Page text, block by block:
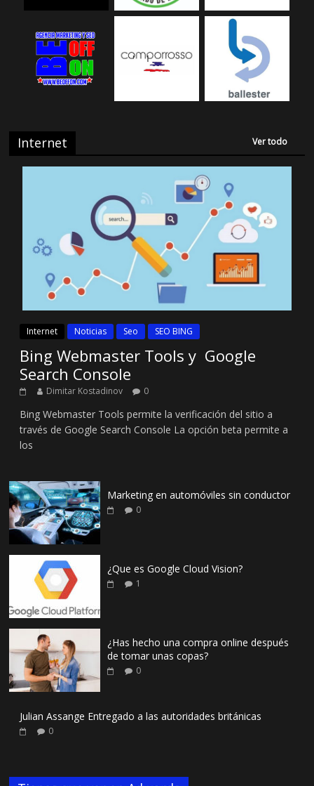
Internet Ver todo
Internet Noticias Seo SEO BING
Bing Webmaster Tools y Google
Search Console
Dimitar Kostadinov 0
Bing Webmaster Tools permite la verificación del sitio a
través de Google Search Console La opción beta permite a
los
Marketing en automóviles sin conductor
0
¿Que es Google Cloud Vision?
1
¿Has hecho una compra online después
de tomar unas copas?
0
Julian Assange Entregado a las autoridades británicas
0